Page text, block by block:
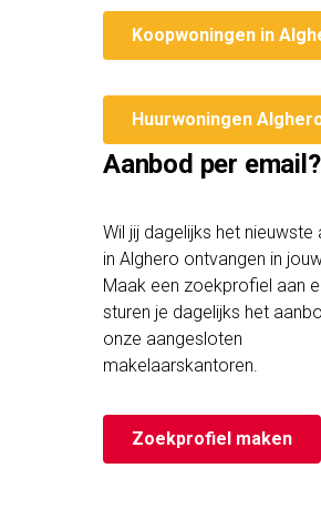
Koopwoningen in
Huurwoningen
Aanbod per email?
Wil jij dagelijks het nieuwste
in Alghero ontvangen in
Maak een zoekprofiel aan
sturen je dagelijks het
onze aangesloten
makelaarskantoren.
Zoekprofiel maken